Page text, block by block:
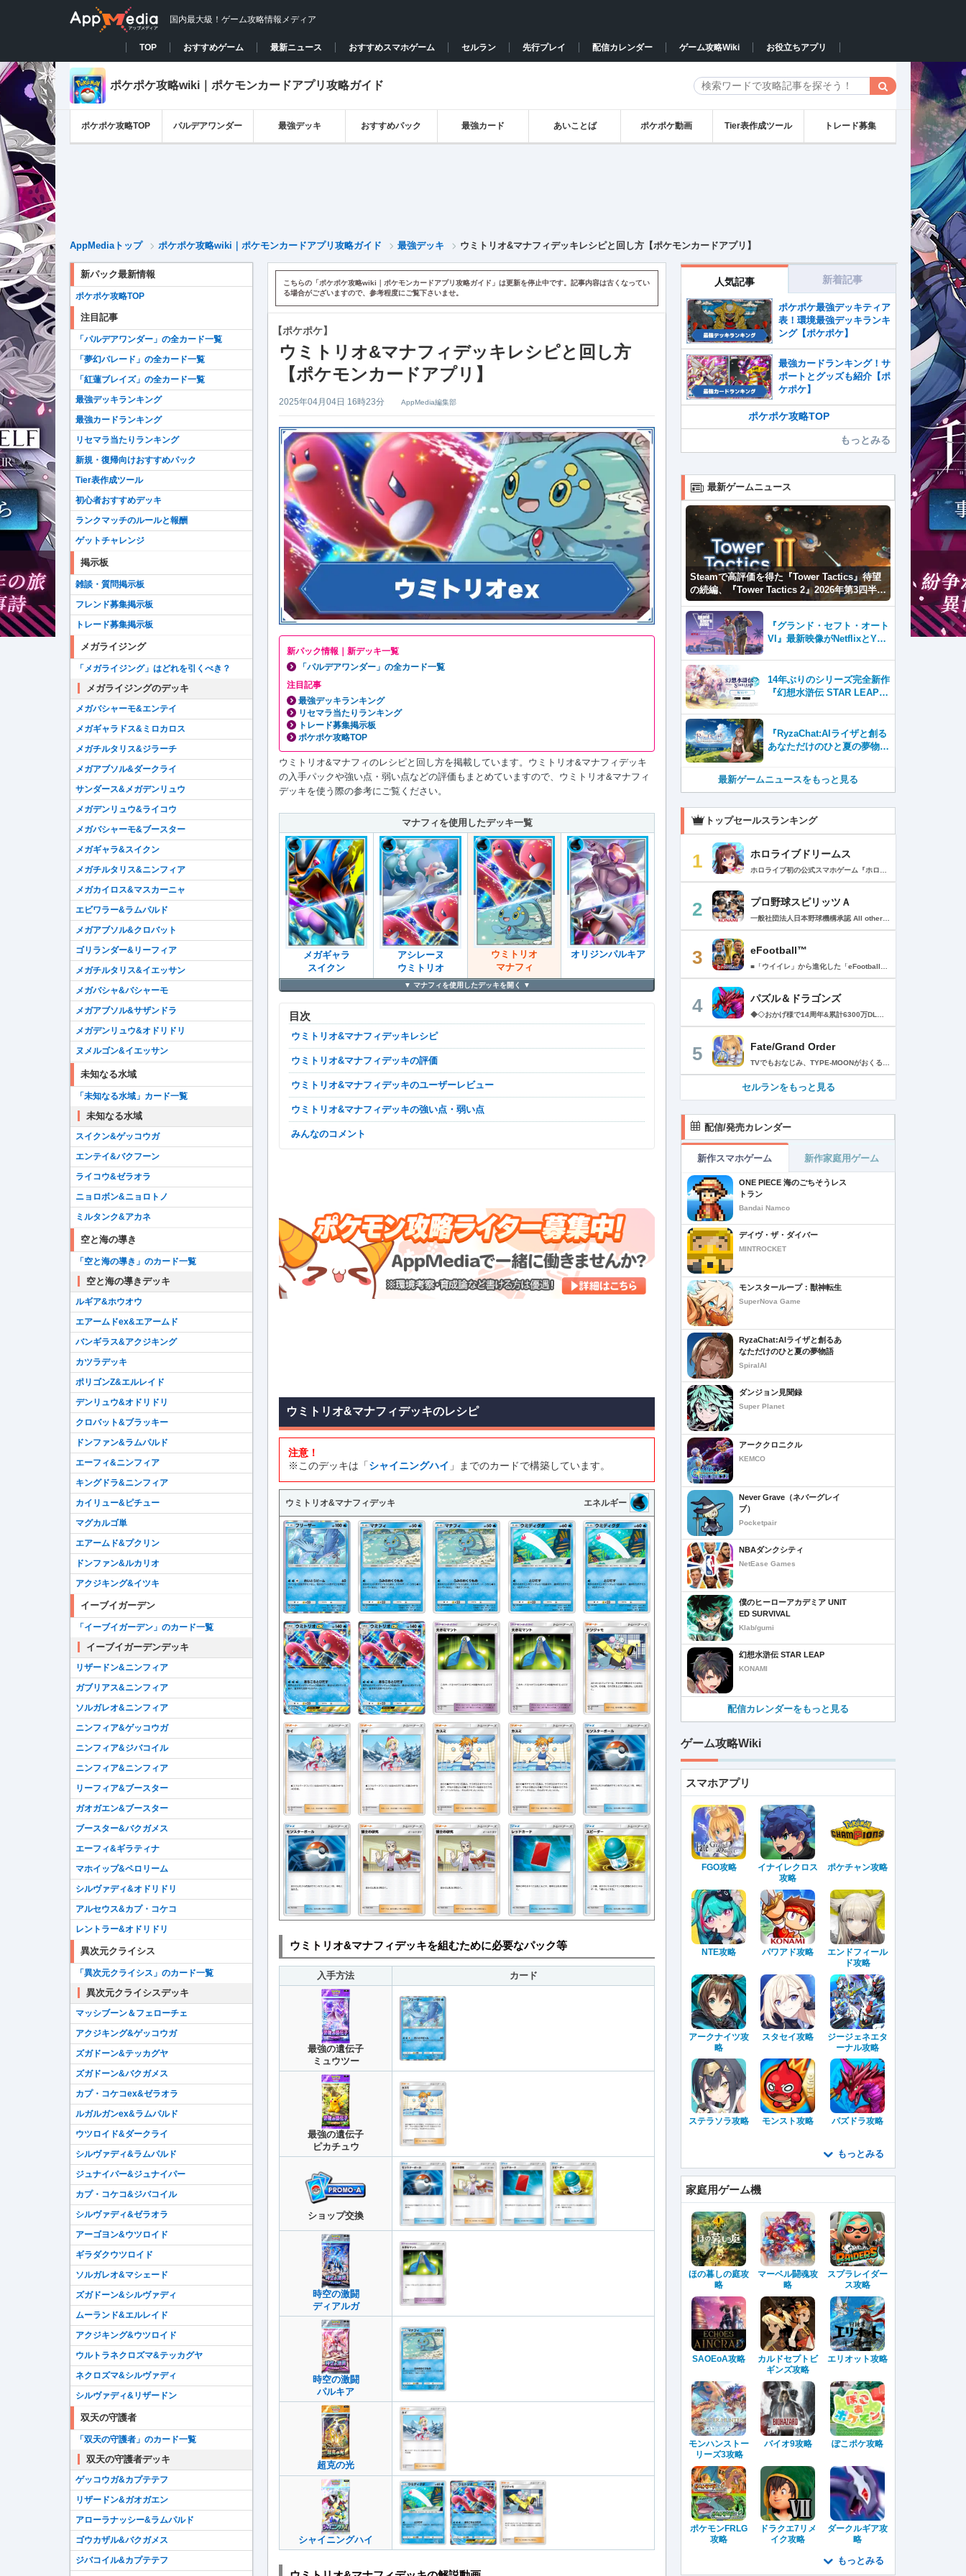
国内最大級！ゲーム攻略情報メディア
TOP おすすめゲーム 最新ニュース おすすめスマホゲーム セルラン 先行プレイ 配信カレンダー ゲーム攻略Wiki お役立ちアプリ
ポケポケ攻略wiki｜ポケモンカードアプリ攻略ガイド
ポケポケ攻略TOP パルデアワンダー 最強デッキ おすすめパック 最強カード あいことば ポケポケ動画 Tier表作成ツール トレード募集
AppMediaトップ ポケポケ攻略wiki｜ポケモンカードアプリ攻略ガイド 最強デッキ ウミトリオ&マナフィデッキレシピと回し方【ポケモンカードアプリ】
こちらの「ポケポケ攻略wiki｜ポケモンカードアプリ攻略ガイド」は更新を停止中です。記事内容は古くなってい
る場合がございますので、参考程度にご覧下さいませ。
【ポケポケ】
ウミトリオ&マナフィデッキレシピと回し方
【ポケモンカードアプリ】
2025年04月04日 16時23分 AppMedia編集部
新パック情報｜新デッキ一覧
「パルデアワンダー」の全カード一覧
注目記事
最強デッキランキング
リセマラ当たりランキング
トレード募集掲示板
ポケポケ攻略TOP
ウミトリオ&マナフィのレシピと回し方を掲載しています。ウミトリオ&マナフィデッキ
の入手パックや強い点・弱い点などの評価もまとめていますので、ウミトリオ&マナフィ
デッキを使う際の参考にご覧ください。
マナフィを使用したデッキ一覧
メガギャラ
スイクン
アシレーヌ
ウミトリオ
ウミトリオ
マナフィ
オリジンパルキア
マナフィを使用したデッキを
目次
ウミトリオ&マナフィデッキレシピ
ウミトリオ&マナフィデッキの評価
ウミトリオ&マナフィデッキのユーザーレビュー
ウミトリオ&マナフィデッキの強い点・弱い点
みんなのコメント
ウミトリオ&マナフィデッキのレシピ
注意！
※このデッキは「シャイニングハイ 」までのカードで構築しています。
ウミトリオ&マナフィデッキ エネルギー
ウミトリオ&マナフィデッキを組むために必要なパック等
入手方法 カード
最強の遺伝子
ミュウツー
最強の遺伝子
ピカチュウ
ショップ交換
時空の激闘
ディアルガ
時空の激闘
パルキア
超克の光
シャイニングハイ
新パック最新情報
ポケポケ攻略TOP
注目記事
「パルデアワンダー」の全カード一覧
「夢幻パレード」の全カード一覧
「紅蓮ブレイズ」の全カード一覧
最強デッキランキング
最強カードランキング
リセマラ当たりランキング
新規・復帰向けおすすめパック
Tier表作成ツール
初心者おすすめデッキ
ランクマッチのルールと報酬
ゲットチャレンジ
掲示板
雑談・質問掲示板
フレンド募集掲示板
トレード募集掲示板
メガライジング
「メガライジング」はどれを引くべき？
メガライジングのデッキ
メガバシャーモ&エンテイ
メガギャラドス&ミロカロス
メガチルタリス&ジラーチ
メガアブソル&ダークライ
サンダース&メガデンリュウ
メガデンリュウ&ライコウ
メガバシャーモ&ブースター
メガギャラ&スイクン
メガチルタリス&ニンフィア
メガカイロス&マスカーニャ
エビワラー&ラムパルド
メガアブソル&クロバット
ゴリランダー&リーフィア
メガチルタリス&イエッサン
メガバシャ&バシャーモ
メガアブソル&サザンドラ
メガデンリュウ&オドリドリ
ヌメルゴン&イエッサン
未知なる水域
「未知なる水域」カード一覧
未知なる水域
スイクン&ゲッコウガ
エンテイ&バクフーン
ライコウ&ゼラオラ
ニョロボン&ニョロトノ
ミルタンク&アカネ
空と海の導き
「空と海の導き」のカード一覧
空と海の導きデッキ
ルギア&ホウオウ
エアームドex&エアームド
バンギラス&アクジキング
カツラデッキ
ポリゴンZ&エルレイド
デンリュウ&オドリドリ
クロバット&ブラッキー
ドンファン&ラムパルド
エーフィ&ニンフィア
キングドラ&ニンフィア
カイリュー&ピチュー
マグカルゴ単
エアームド&プクリン
ドンファン&ルカリオ
アクジキング&イツキ
イーブイガーデン
「イーブイガーデン」のカード一覧
イーブイガーデンデッキ
リザードン&ニンフィア
ガブリアス&ニンフィア
ソルガレオ&ニンフィア
ニンフィア&ゲッコウガ
ニンフィア&ジバコイル
ニンフィア&ニンフィア
リーフィア&ブースター
ガオガエン&ブースター
ブースター&バクガメス
エーフィ&ギラティナ
マホイップ&ペロリーム
シルヴァディ&オドリドリ
アルセウス&カプ・コケコ
レントラー&オドリドリ
異次元クライシス
「異次元クライシス」のカード一覧
異次元クライシスデッキ
マッシブーン＆フェローチェ
アクジキング&ゲッコウガ
ズガドーン&テッカグヤ
ズガドーン&バクガメス
カプ・コケコex&ゼラオラ
ルガルガンex&ラムパルド
ウツロイド&ダークライ
シルヴァディ&ラムパルド
ジュナイパー&ジュナイパー
カプ・コケコ&ジバコイル
シルヴァディ&ゼラオラ
アーゴヨン&ウツロイド
ギラダクウツロイド
ソルガレオ&マシェード
ズガドーン&シルヴァディ
ムーランド&エルレイド
アクジキング&ウツロイド
ウルトラネクロズマ&テッカグヤ
ネクロズマ&シルヴァディ
シルヴァディ&リザードン
双天の守護者
「双天の守護者」のカード一覧
双天の守護者デッキ
ゲッコウガ&カプテテフ
リザードン&ガオガエン
アローラナッシー&ラムパルド
ゴウカザル&バクガメス
ジバコイル&カプテテフ
人気記事 新着記事
ポケポケ最強デッキティア
表！環境最強デッキランキ
ング【ポケポケ】
最強カードランキング！サ
ポートとグッズも紹介【ポ
ケポケ】
ポケポケ攻略TOP
もっとみる
最新ゲームニュース
Steamで高評価を得た『Tower Tactics』待望
の続編、『Tower Tactics 2』2026年第3四半期
に早期アクセス開始
『グランド・セフト・オート
VI』最新映像がNetflixとYou
14年ぶりのシリーズ完全新作
『幻想水滸伝 STAR LEAP』
『RyzaChat:AIライザと創る
あなただけのひと夏の夢物
テムはこれまでにない新鮮な
レポート】
最新ゲームニュースをもっと見る
トップセールスランキング
1 ホロライブドリームス
2 プロ野球スピリッツＡ
3 eFootball™
4 パズル＆ドラゴンズ
5 Fate/Grand Order
セルランをもっと見る
配信/発売カレンダー
新作スマホゲーム 新作家庭用ゲーム
ONE PIECE 海のごちそうレス
トラン
Bandai Namco
デイヴ・ザ・ダイバー
MINTROCKET
モンスターループ：獣神転生
SuperNova Game
RyzaChat:AIライザと創るあ
なただけのひと夏の夢物語
SpiralAI
ダンジョン見聞録
Super Planet
アーククロニクル
KEMCO
Never Grave（ネバーグレイ
ブ）
Pocketpair
NBAダンクシティ
NetEase Games
僕のヒーローアカデミア UNIT
ED SURVIVAL
Klab/gumi
幻想水滸伝 STAR LEAP
KONAMI
配信カレンダーをもっと見る
ゲーム攻略Wiki
スマホアプリ
FGO攻略
イナイレクロス
攻略
ポケチャン攻略
NTE攻略 パワアド攻略
エンドフィール
ド攻略
アークナイツ攻
略
スタセイ攻略
ジージェネエタ
ーナル攻略
ステラソラ攻略 モンスト攻略 パズドラ攻略
もっとみる
家庭用ゲーム機
ほの暮しの庭攻
略
マーベル闘魂攻
略
スプラレイダー
ス攻略
SAOEoA攻略
カルドセプトビ
ギンズ攻略
エリオット攻略
モンハンストー
リーズ3攻略
バイオ9攻略 ぽこポケ攻略
ポケモンFRLG
攻略
ドラクエ7リメ
イク攻略
ダークルギア攻
略
もっとみる